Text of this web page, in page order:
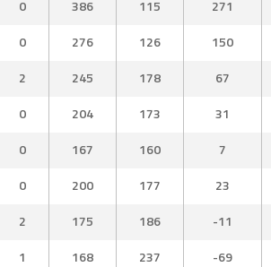
0 386 115 271
0 276 126 150
2 245 178 67
0 204 173 31
0 167 160 7
0 200 177 23
2 175 186 -11
1 168 237 -69